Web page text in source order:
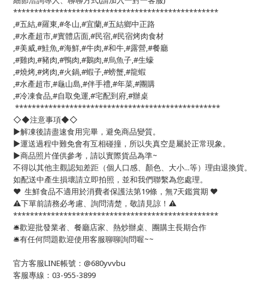
*************************************************
,#五結,#羅東,#冬山,#宜蘭,#五結鄉中正路
,#水產超市,#實體店面,#民宿,#民宿烤肉食材
,#美威,#鮭魚,#海鮮,#牛肉,#和牛,#露營,#餐廳
,#雞肉,#豬肉,#鴨肉,#鵝肉,#烏魚子,#生蠔
,#燒烤,#烤肉,#火鍋,#蝦子,#螃蟹,#龍蝦
,#水產超市,#龜山島,#伴手禮,#年菜,#團購
,#冷凍食品,#自取免運,#宅配到府,#辦桌
*************************************************
◇◆注意事項◆◇
▶️解凍後請盡速食用完畢，避免商品變質。
▶️運送過程中難免會有互相碰撞，所以失真空是屬於正常現象。
▶️商品照片僅供參考，請以實際貨品為準~
不得以其他主觀認知差距（個人口感、顏色、大小...等）理由退換貨。
如配送中產生損壞請立即拍照，並和我們聯繫為您處理。
❤️ 生鮮食品不適用於消費者保護法第19條，無7天鑑賞期 ❤️
⚠️下單前請務必考慮、詢問清楚，敬請見諒！⚠️
*************************************************
🛎歡迎批發業者、餐廳店家、熱炒辦桌、團購主長期合作
🛎有任何問題歡迎使用客服聊聊詢問喔~~
官方客服LINE帳號：@680yvvbu
客服專線：03-955-3899